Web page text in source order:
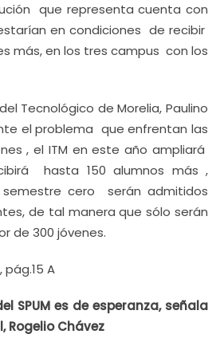
que representa cuenta con
en condiciones de recibir
más, en los tres campus con los
Tecnológico de Morelia, Paulino
el problema que enfrentan las
, el ITM en este año ampliará
hasta 150 alumnos más ,
cero serán admitidos
de tal manera que sólo serán
de 300 jóvenes.
pág.15 A
SPUM es de esperanza, señala
Rogelio Chávez